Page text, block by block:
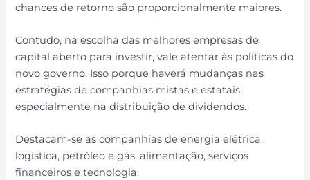
chances de retorno são proporcionalmente maiores.
Contudo, na escolha das melhores empresas de
capital aberto para investir, vale atentar às políticas do
novo governo. Isso porque haverá mudanças nas
estratégias de companhias mistas e estatais,
especialmente na distribuição de dividendos.
Destacam-se as companhias de energia elétrica,
logística, petróleo e gás, alimentação, serviços
financeiros e tecnologia.